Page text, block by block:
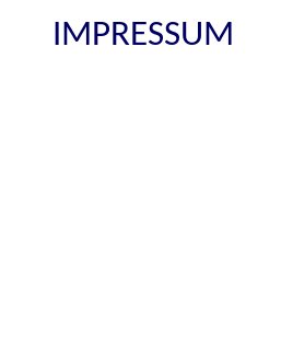
IMPRESSUM